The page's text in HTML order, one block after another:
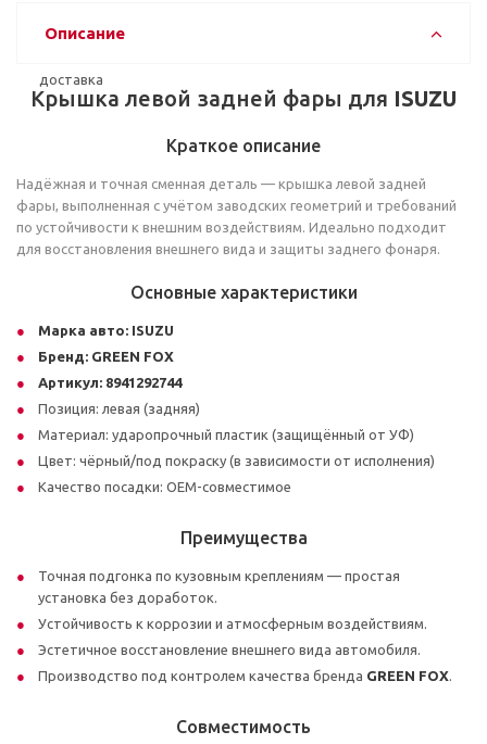
Описание
Крышка левой задней фары для ISUZU
Краткое описание
Надёжная и точная сменная деталь — крышка левой задней
фары, выполненная с учётом заводских геометрий и требований
по устойчивости к внешним воздействиям. Идеально подходит
для восстановления внешнего вида и защиты заднего фонаря.
Основные характеристики
Марка авто: ISUZU
Бренд: GREEN FOX
Артикул: 8941292744
Позиция: левая (задняя)
Материал: ударопрочный пластик (защищённый от УФ)
Цвет: чёрный/под покраску (в зависимости от исполнения)
Качество посадки: OEM-совместимое
Преимущества
Точная подгонка по кузовным креплениям — простая
установка без доработок.
Устойчивость к коррозии и атмосферным воздействиям.
Эстетичное восстановление внешнего вида автомобиля.
Производство под контролем качества бренда GREEN FOX.
Совместимость